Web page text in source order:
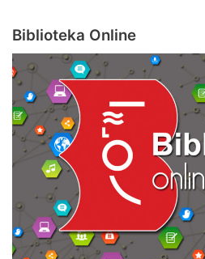
Biblioteka Online